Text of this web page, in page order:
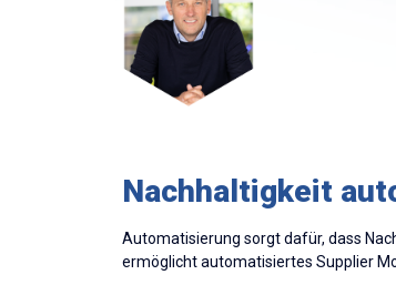
Nachhaltigkeit
Automatisierung sorgt dafür, dass
ermöglicht automatisiertes Supplier